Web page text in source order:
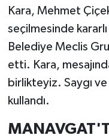
Kara, Mehmet
seçilmesinde
Belediye Meclis
etti. Kara,
birlikteyiz. Saygı
kullandı.